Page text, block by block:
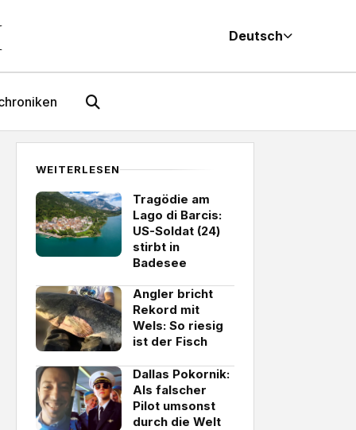
Deutsch
WEITERLESEN
Tragödie am
Lago di Barcis:
US-Soldat (24)
stirbt in
Badesee
Angler bricht
Rekord mit
Wels: So riesig
ist der Fisch
Dallas Pokornik:
Als falscher
Pilot umsonst
durch die Welt